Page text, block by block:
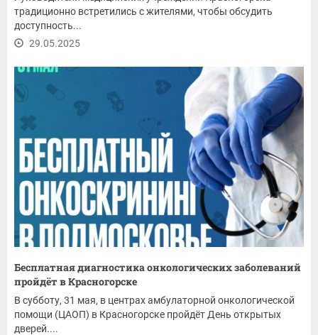
традиционно встретились с жителями, чтобы обсудить
доступность...
29.05.2025
Бесплатная диагностика онкологических заболеваний
пройдёт в Красногорске
В субботу, 31 мая, в центрах амбулаторной онкологической
помощи (ЦАОП) в Красногорске пройдёт День открытых
дверей....